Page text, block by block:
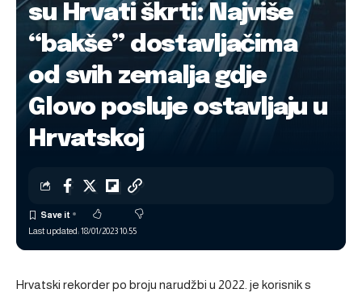
su Hrvati škrti: Najviše
“bakše” dostavljačima
od svih zemalja gdje
Glovo posluje ostavljaju u
Hrvatskoj
Last updated: 18/01/2023 10:55
Hrvatski rekorder po broju narudžbi u 2022. je korisnik s